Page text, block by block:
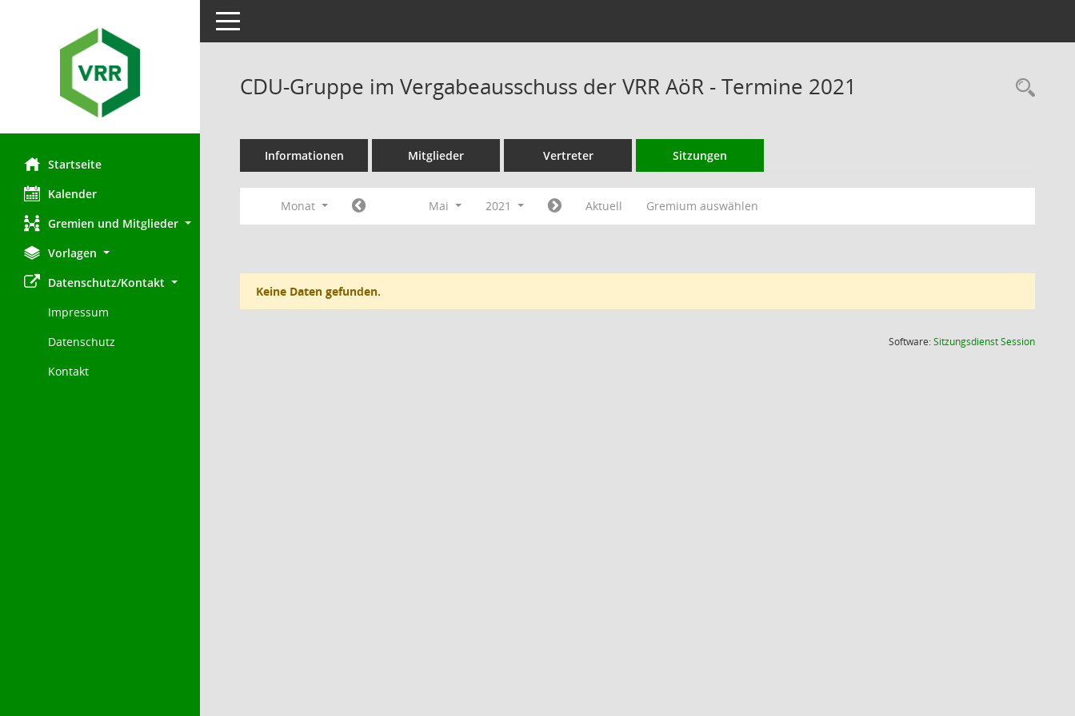
Startseite
Kalender
Gremien und Mitglieder
Vorlagen
Datenschutz/Kontakt
Impressum
Datenschutz
Kontakt
Toggle navigation
CDU-Gruppe im Vergabeausschuss der VRR AöR - Termine 2021
Informationen Mitglieder Vertreter Sitzungen
Monat Mai 2021 Aktuell Gremium auswählen
Keine Daten gefunden.
Software:SitzungsdienstSession(Wird in